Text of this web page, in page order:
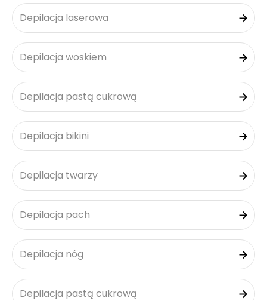
Depilacja laserowa
Depilacja woskiem
Depilacja pastą cukrową
Depilacja bikini
Depilacja twarzy
Depilacja pach
Depilacja nóg
Depilacja pastą cukrową